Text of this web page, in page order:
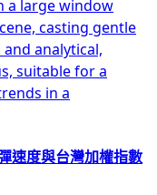
速度與台灣加權指數